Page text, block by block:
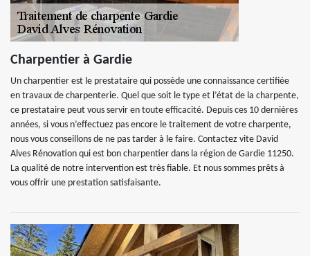
Charpentier à Gardie
Un charpentier est le prestataire qui possède une connaissance certifiée
en travaux de charpenterie. Quel que soit le type et l’état de la charpente,
ce prestataire peut vous servir en toute efficacité. Depuis ces 10 dernières
années, si vous n’effectuez pas encore le traitement de votre charpente,
nous vous conseillons de ne pas tarder à le faire. Contactez vite David
Alves Rénovation qui est bon charpentier dans la région de Gardie 11250.
La qualité de notre intervention est très fiable. Et nous sommes prêts à
vous offrir une prestation satisfaisante.